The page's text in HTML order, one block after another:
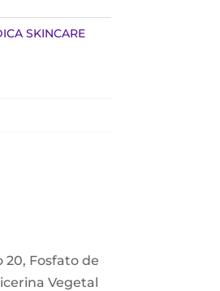
SKINCARE
20, Fosfato de
Vegetal